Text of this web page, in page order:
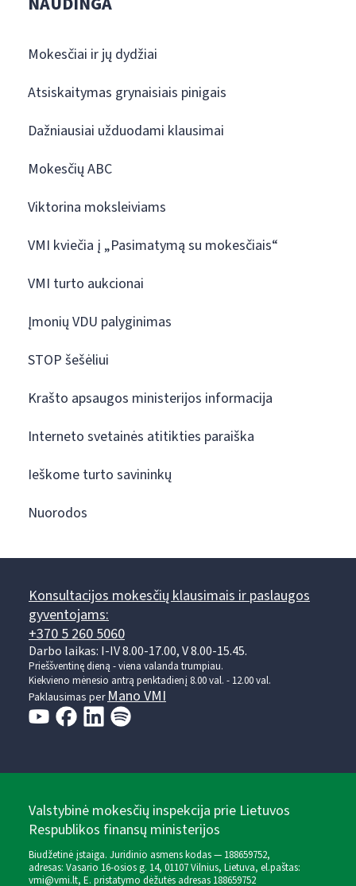
Mokesčiai ir jų dydžiai
Atsiskaitymas grynaisiais pinigais
Dažniausiai užduodami klausimai
Mokesčių ABC
Viktorina moksleiviams
VMI kviečia į „Pasimatymą su mokesčiais“
VMI turto aukcionai
Įmonių VDU palyginimas
STOP šešėliui
Krašto apsaugos ministerijos informacija
Interneto svetainės atitikties paraiška
Ieškome turto savininkų
Nuorodos
Konsultacijos mokesčių klausimais ir paslaugos
gyventojams:
+370 5 260 5060
Darbo laikas: I-IV 8.00-17.00, V 8.00-15.45.
Prieššventinę dieną - viena valanda trumpiau.
Kiekvieno mėnesio antrą penktadienį 8.00 val. - 12.00 val.
Paklausimas perMano VMI
Valstybinė mokesčių inspekcija prie Lietuvos
Respublikos finansų ministerijos
Biudžetinė įstaiga. Juridinio asmens kodas — 188659752,
adresas: Vasario 16-osios g. 14, 01107 Vilnius, Lietuva, el.paštas:
vmi@vmi.lt, E. pristatymo dėžutės adresas 188659752